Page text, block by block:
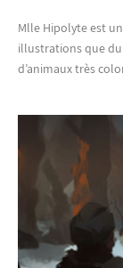
Mlle Hipolyte est
illustrations que du
d’animaux très